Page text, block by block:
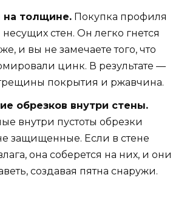
на толщине. Покупка профиля
стен. Он легко гнется
и вы не замечаете того, что
цинк. В результате —
покрытия и ржавчина.
обрезков внутри стены.
внутри пустоты обрезки
защищенные. Если в стене
она соберется на них, и они
создавая пятна снаружи.